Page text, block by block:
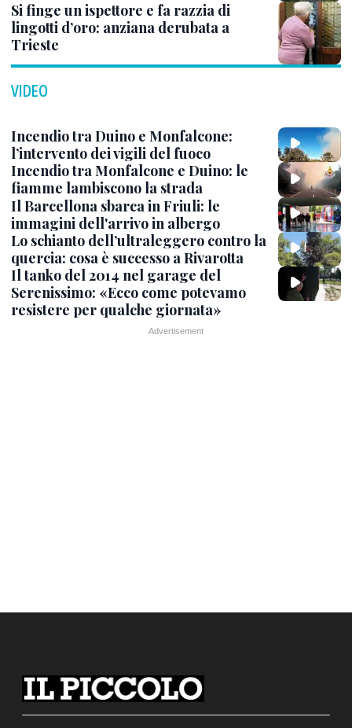
Si finge un ispettore e fa razzia di
lingotti d’oro: anziana derubata a
Trieste
VIDEO
Incendio tra Duino e Monfalcone:
l’intervento dei vigili del fuoco
Incendio tra Monfalcone e Duino: le
fiamme lambiscono la strada
Il Barcellona sbarca in Friuli: le
immagini dell'arrivo in albergo
Lo schianto dell’ultraleggero contro la
quercia: cosa è successo a Rivarotta
Il tanko del 2014 nel garage del
Serenissimo: «Ecco come potevamo
resistere per qualche giornata»